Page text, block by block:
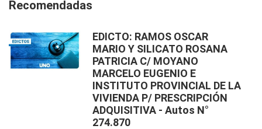
Recomendadas
EDICTO: RAMOS OSCAR
MARIO Y SILICATO ROSANA
PATRICIA C/ MOYANO
MARCELO EUGENIO E
INSTITUTO PROVINCIAL DE LA
VIVIENDA P/ PRESCRIPCIÓN
ADQUISITIVA - Autos N°
274.870